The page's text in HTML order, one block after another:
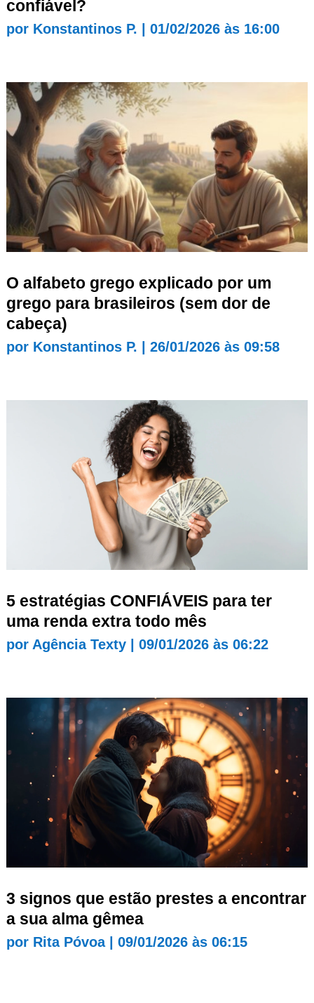
confiável?
por Konstantinos P. 01/02/2026 às 16:00
O alfabeto grego explicado por um
grego para brasileiros (sem dor de
cabeça)
por Konstantinos P. 26/01/2026 às 09:58
5 estratégias CONFIÁVEIS para ter
uma renda extra todo mês
por Agência Texty| 09/01/2026 às 06:22
3 signos que estão prestes a encontrar
a sua alma gêmea
por Rita Póvoa| 09/01/2026 às 06:15